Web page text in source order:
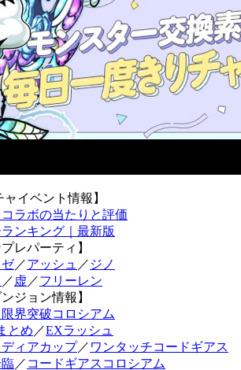
ャイベント情報】
ラボの当たりと評価
ンキング｜最新版
レパーティ】
ゼ／アッシュ ／ ジノ
／ 虚 ／フリーレン
ジョン情報】
界突破コロシアム
とめ ／EXラッシュ
ィアカップ／ ワンタッチコードギアス
／ コードギアスコロシアム